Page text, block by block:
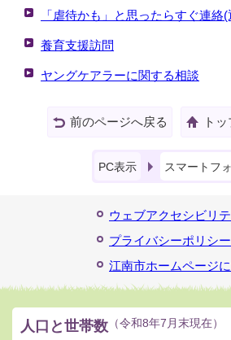
「虐待かも」と思ったらすぐ連絡
養育支援訪問
ヤングケアラーに関する相談
前のページへ戻る ト
PC表示 スマートフ
ウェブアクセシビリ
プライバシーポリシー
江南市ホームページ
人口と世帯数 （令和8年7月末現在）